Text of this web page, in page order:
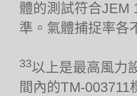
體的測試符合JEM
準。氣體捕捉率各
33以上是最高風力
間內的TM-